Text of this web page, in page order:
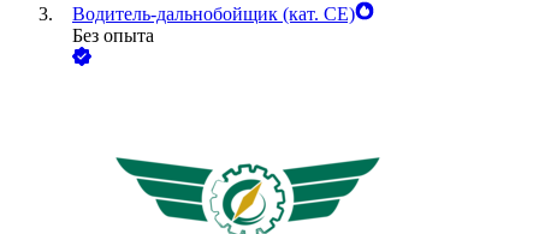
Водитель-дальнобойщик (кат. CE)
Без опыта